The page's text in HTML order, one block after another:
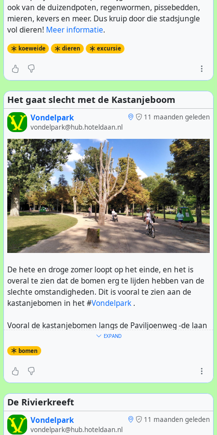
ook van de duizendpoten, regenwormen, pissebedden,
mieren, kevers en meer. Dus kruip door die stadsjungle
vol dieren! Meer informatie.
koeweide dieren excursie
Het gaat slecht met de Kastanjeboom
11 maanden geleden
Vondelpark
vondelpark@hub.hoteldaan.nl
De hete en droge zomer loopt op het einde, en het is
overal te zien dat de bomen erg te lijden hebben van de
slechte omstandigheden. Dit is vooral te zien aan de
kastanjebomen in het #Vondelpark .
Vooral de kastanjebomen langs de Paviljoenweg -de laan
bij de Vondelstraat zijn er slecht aan toe. Op de foto zie je
dat er al twee omgehakt zijn, en twee zijn
Niet alleen de droogte is het probleem, maar ook de
mineermot. De larfjes graven kanaaltjes door de
bladeren, waardoor deze hun bladgroen verliezen en al
in augustus bruin kleuren. Ook debladvlekkenziekte
draagt eraan bij, dit wordt veroorzaakt door een bacterie.
EXPAND
bomen
De Rivierkreeft
11 maanden geleden
Vondelpark
vondelpark@hub.hoteldaan.nl